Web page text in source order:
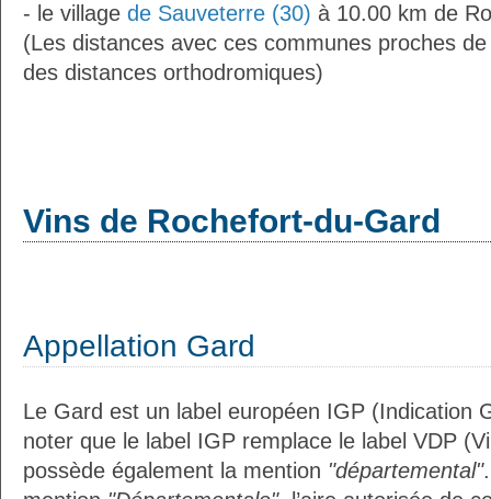
- le village de Sauveterre (30) à 10.00 km de
(Les distances avec ces communes proches
des distances orthodromiques)
Vins de Rochefort-du-Gard
Appellation Gard
Le Gard est un label européen IGP (Indication
noter que le label IGP remplace le label VDP
possède également la mention "départemental"